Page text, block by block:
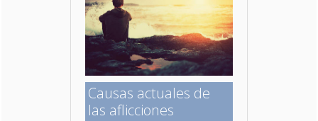
Causas actuales de
las aflicciones